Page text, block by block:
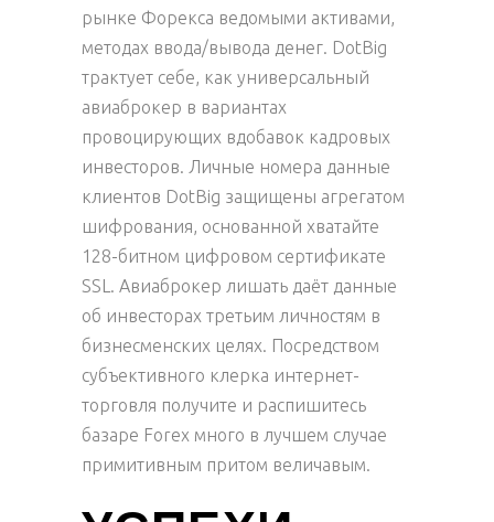
рынке Форекса ведомыми активами,
методах ввода/вывода денег. DotBig
трактует себе, как универсальный
авиаброкер в вариантах
провоцирующих вдобавок кадровых
инвесторов. Личные номера данные
клиентов DotBig защищены агрегатом
шифрования, основанной хватайте
128-битном цифровом сертификате
SSL. Авиаброкер лишать даёт данные
об инвесторах третьим личностям в
бизнесменских целях. Посредством
субъективного клерка интернет-
торговля получите и распишитесь
базаре Forex много в лучшем случае
примитивным притом величавым.